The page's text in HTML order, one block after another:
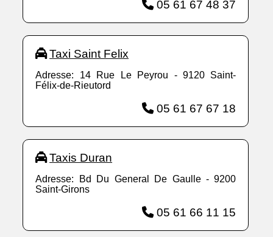
05 61 67 48 37
Taxi Saint Felix
Adresse: 14 Rue Le Peyrou - 9120 Saint-
Félix-de-Rieutord
05 61 67 67 18
Taxis Duran
Adresse: Bd Du General De Gaulle - 9200
Saint-Girons
05 61 66 11 15